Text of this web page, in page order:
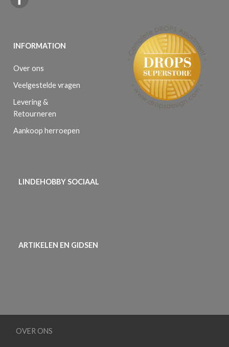
INFORMATION
Over ons
Veelgestelde vragen
Levering &
Retourneren
Aankoop herroepen
LINDEHOBBY SOCIAAL
ARTIKELEN EN GIDSEN
OVER ONS